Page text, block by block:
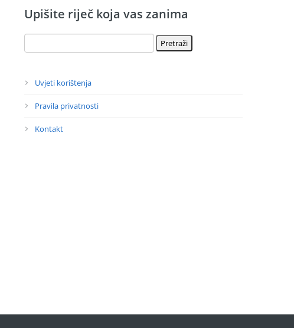
Upišite riječ koja vas zanima
Uvjeti korištenja
Pravila privatnosti
Kontakt